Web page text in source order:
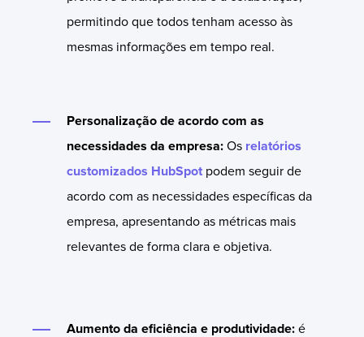
permitindo que todos tenham acesso às
mesmas informações em tempo real.
Personalização de acordo com as
necessidades da empresa: Os relatórios
customizados HubSpot podem seguir de
acordo com as necessidades específicas da
empresa, apresentando as métricas mais
relevantes de forma clara e objetiva.
Aumento da eficiência e produtividade: é